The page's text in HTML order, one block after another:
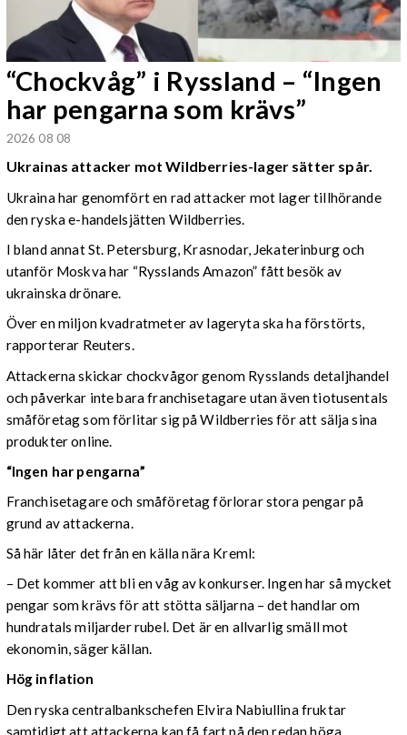
“Chockvåg” i Ryssland – “Ingen
har pengarna som krävs”
2026 08 08
Ukrainas attacker mot Wildberries-lager sätter spår.
Ukraina har genomfört en rad attacker mot lager tillhörande
den ryska e-handelsjätten Wildberries.
I bland annat St. Petersburg, Krasnodar, Jekaterinburg och
utanför Moskva har “Rysslands Amazon” fått besök av
ukrainska drönare.
Över en miljon kvadratmeter av lageryta ska ha förstörts,
rapporterar Reuters.
Attackerna skickar chockvågor genom Rysslands detaljhandel
och påverkar inte bara franchisetagare utan även tiotusentals
småföretag som förlitar sig på Wildberries för att sälja sina
produkter online.
“Ingen har pengarna”
Franchisetagare och småföretag förlorar stora pengar på
grund av attackerna.
Så här låter det från en källa nära Kreml:
– Det kommer att bli en våg av konkurser. Ingen har så mycket
pengar som krävs för att stötta säljarna – det handlar om
hundratals miljarder rubel. Det är en allvarlig smäll mot
ekonomin, säger källan.
Hög inflation
Den ryska centralbankschefen Elvira Nabiullina fruktar
samtidigt att attackerna kan få fart på den redan höga